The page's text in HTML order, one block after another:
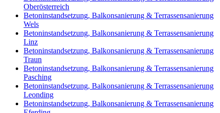
Oberösterreich
Betoninstandsetzung, Balkonsanierung & Terrassensanierung
Wels
Betoninstandsetzung, Balkonsanierung & Terrassensanierung
Linz
Betoninstandsetzung, Balkonsanierung & Terrassensanierung
Traun
Betoninstandsetzung, Balkonsanierung & Terrassensanierung
Pasching
Betoninstandsetzung, Balkonsanierung & Terrassensanierung
Leonding
Betoninstandsetzung, Balkonsanierung & Terrassensanierung